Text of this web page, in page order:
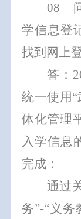
08
学信息登
找到网上
答：
统一使用 “
体化管理
入学信息
完成：
通过
务”-“义务